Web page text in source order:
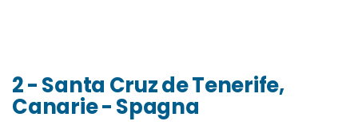
2 - Santa Cruz de Tenerife,
Canarie - Spagna